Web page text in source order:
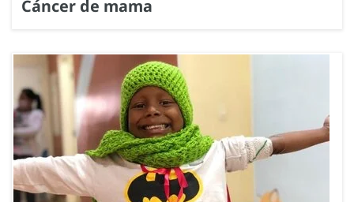
Cáncer de mama